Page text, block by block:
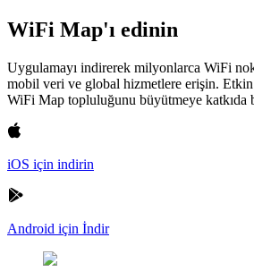
WiFi Map'ı edinin
Uygulamayı indirerek milyonlarca WiFi
mobil veri ve global hizmetlere erişin.
WiFi Map topluluğunu büyütmeye katkıda
iOS için indirin
Android için İndir